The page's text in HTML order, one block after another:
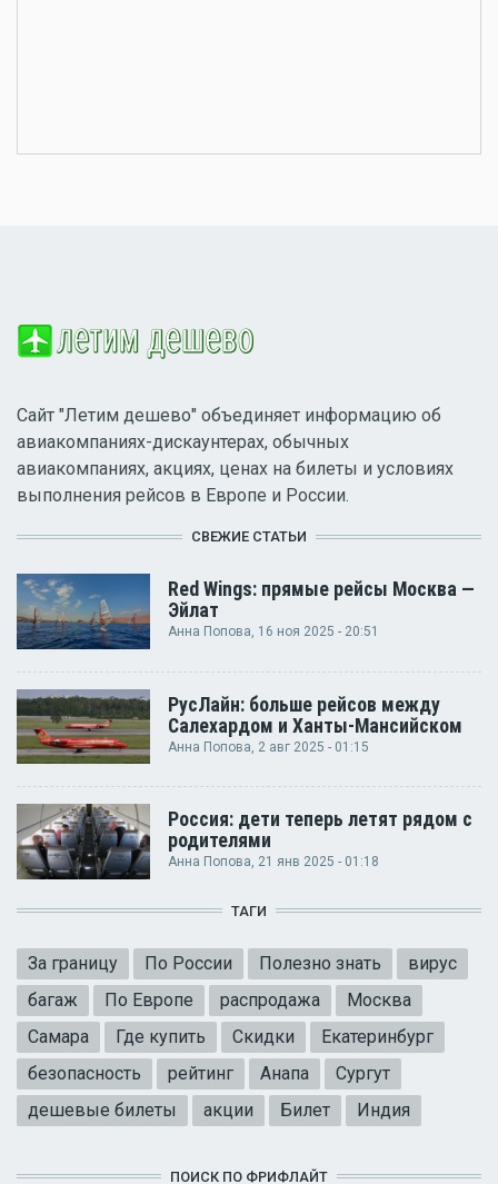
Сайт "Летим дешево" объединяет информацию об
авиакомпаниях-дискаунтерах, обычных
авиакомпаниях, акциях, ценах на билеты и условиях
выполнения рейсов в Европе и России.
СВЕЖИЕ СТАТЬИ
Red Wings: прямые рейсы Москва —
Эйлат
Анна Попова, 16 ноя 2025 - 20:51
РусЛайн: больше рейсов между
Салехардом и Ханты-Мансийском
Анна Попова , 2 авг 2025 - 01:15
Россия: дети теперь летят рядом с
родителями
Анна Попова, 21 янв 2025 - 01:18
ТАГИ
За границу По России Полезно знать
вирус
багаж
По Европе распродажа
Москва
Самара
Где купить Скидки
Екатеринбург
безопасность
рейтинг Анапа
Сургут
дешевые билеты
акции Билет Индия
ПОИСК ПО ФРИФЛАЙТ